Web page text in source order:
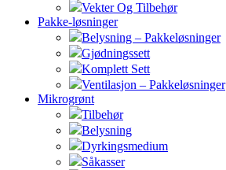
Vekter Og Tilbehør
Pakke-løsninger
Belysning – Pakkeløsninger
Gjødningssett
Komplett Sett
Ventilasjon – Pakkeløsninger
Mikrogrønt
Tilbehør
Belysning
Dyrkingsmedium
Såkasser